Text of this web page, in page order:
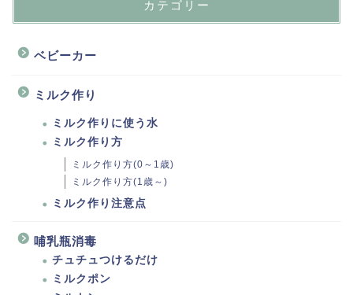
カテゴリー
ベビーカー
ミルク作り
ミルク作りに使う水
ミルク作り方
ミルク作り方(0～1歳)
ミルク作り方(1歳～)
ミルク作り注意点
哺乳瓶消毒
チュチュつけるだけ
ミルクポン